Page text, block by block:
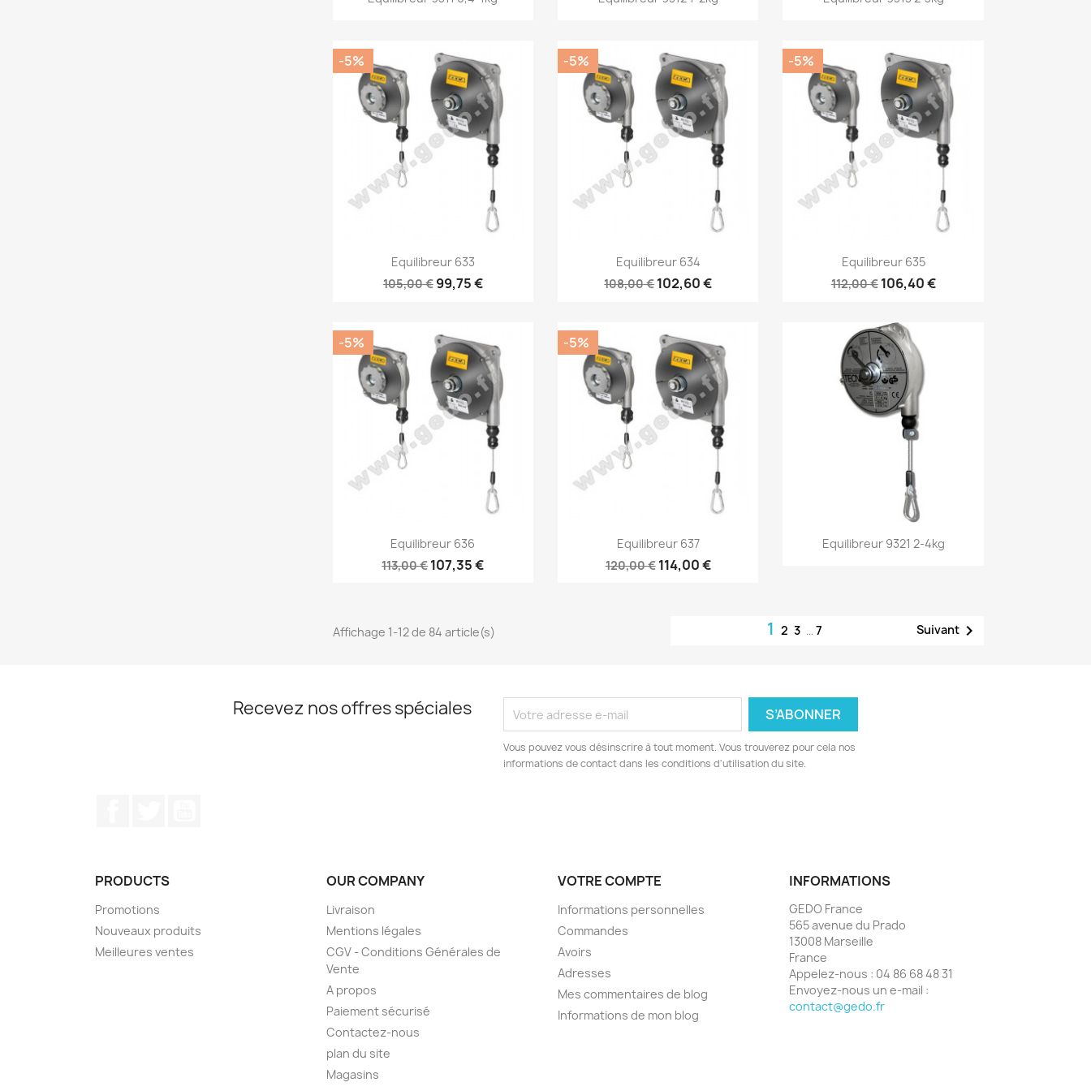
Aperçu rapide
Equilibreur 633
105,00 € 99,75 €
-5%
Aperçu rapide
Equilibreur 634
108,00 €102,60 €
-5%
Aperçu rapide
Equilibreur 635
112,00 € 106,40 €
-5%
Aperçu rapide
Equilibreur 636
113,00 €107,35 €
-5%
Aperçu rapide
Equilibreur 637
120,00 € 114,00 €
-5%
Aperçu rapide
Equilibreur 9321 2-4kg
Affichage 1-12 de 84 article(s) 123 … 7 Suivant
Recevez nos offres spéciales
Vous pouvez vous désinscrire à tout moment. Vous trouverez pour cela nos
informations de contact dans les conditions d'utilisation du site.
PRODUCTS
Promotions
Nouveaux produits
Meilleures ventes
OUR COMPANY
Livraison
Mentions légales
CGV - Conditions Générales de
Vente
A propos
Paiement sécurisé
Contactez-nous
plan du site
Magasins
VOTRE COMPTE
Informations personnelles
Commandes
Avoirs
Adresses
Mes commentaires de blog
Informations de mon blog
INFORMATIONS
GEDO France
565 avenue du Prado
13008 Marseille
France
Appelez-nous : 04 86 68 48 31
Envoyez-nous un e-mail :
contact@gedo.fr